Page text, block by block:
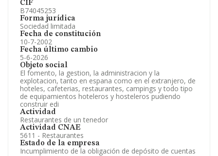
CIF
B74045253
Forma jurídica
Sociedad limitada
Fecha de constitución
10-7-2002
Fecha último cambio
5-6-2026
Objeto social
El fomento, la gestion, la administracion y la
explotacion, tanto en espana como en el extranjero, de
hoteles, cafeterias, restaurantes, campings y todo tipo
de equipamientos hoteleros y hosteleros pudiendo
construir edi
Actividad
Restaurantes de un tenedor
Actividad CNAE
5611 - Restaurantes
Estado de la empresa
Incumplimiento de la obligación de depósito de cuentas